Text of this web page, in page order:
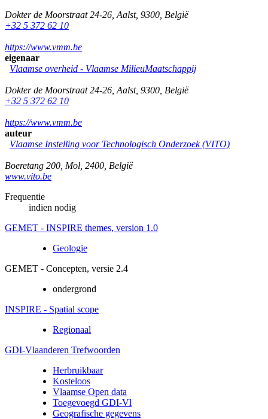
Dokter de Moorstraat 24-26 Aalst, 9300 België
+32 5 372 62 10
https://www.vmm.be
eigenaar
Vlaamse overheid - Vlaamse MilieuMaatschappij
Dokter de Moorstraat 24-26 Aalst, 9300 België
+32 5 372 62 10
https://www.vmm.be
auteur
Vlaamse Instelling voor Technologisch Onderzoek (VITO)
Boeretang 200 Mol 2400 België
www.vito.be
Frequentie
indien nodig
GEMET - INSPIRE themes, version 1.0
Geologie
GEMET - Concepten, versie 2.4
ondergrond
INSPIRE - Spatial scope
Regionaal
GDI-Vlaanderen Trefwoorden
Herbruikbaar
Kosteloos
Vlaamse Open data
Toegevoegd GDI-Vl
Geografische gegevens